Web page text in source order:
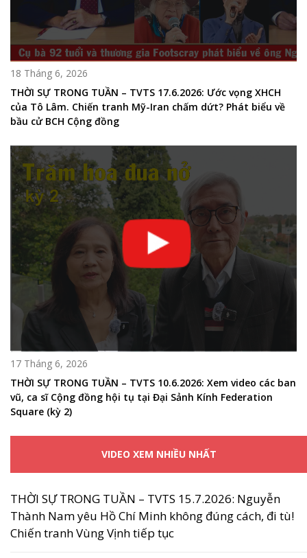
18 Tháng 6, 2026
THỜI SỰ TRONG TUẦN – TVTS 17.6.2026: Ước vọng XHCH
của Tô Lâm. Chiến tranh Mỹ-Iran chấm dứt? Phát biểu về
bầu cử BCH Cộng đồng
17 Tháng 6, 2026
THỜI SỰ TRONG TUẦN – TVTS 10.6.2026: Xem video các ban
vũ, ca sĩ Cộng đồng hội tụ tại Đại Sảnh Kính Federation
Square (kỳ 2)
VIDEO XEM NHIỀU NHẤT
THỜI SỰ TRONG TUẦN – TVTS 15.7.2026: Nguyễn
Thành Nam yêu Hồ Chí Minh không đúng cách, đi tù!
Chiến tranh Vùng Vịnh tiếp tục